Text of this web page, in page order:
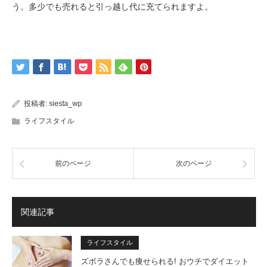
う。多少でも売れると引っ越し代に充てられますよ。
投稿者: siesta_wp
ライフスタイル
前のページ 次のページ
関連記事
ライフスタイル
ズボラさんでも痩せられる! おウチでダイエット